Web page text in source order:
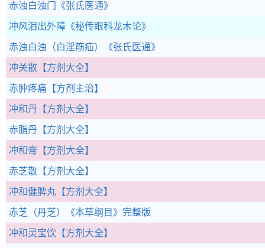
赤浊白浊门 《张氏医通》
冲风泪出外障 《秘传眼科龙木论》
赤浊白浊（白淫筋疝） 《张氏医通》
冲关散 【方剂大全】
赤肿疼痛 【方剂主治】
冲和丹 【方剂大全】
赤脂丹 【方剂大全】
冲和膏 【方剂大全】
赤芝散 【方剂大全】
冲和健脾丸 【方剂大全】
赤芝（丹芝） 《本草纲目》完整版
冲和灵宝饮 【方剂大全】